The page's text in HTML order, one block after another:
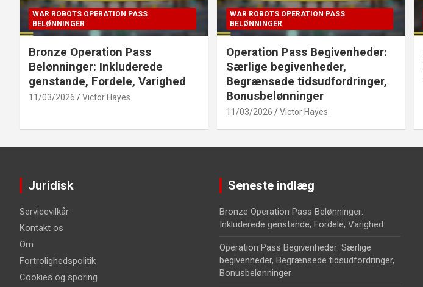
WAR ROBOTS OPERATION PASS
BELØNNINGER
Bronze Operation Pass
Belønninger: Inkluderede
genstande, Fordele, Varighed
11/03/2026 Victor Hayes
WAR ROBOTS OPERATION PASS
BELØNNINGER
Operation Pass Begivenheder:
Særlige begivenheder,
Begrænsede tidsudfordringer,
Bonusbelønninger
11/03/2026 Victor Hayes
Juridisk
Servicevilkår
Kontakt os
Om
Fortrolighedspolitik
Cookies og sporing
Seneste indlæg
Bronze Operation Pass Belønninger:
Inkluderede genstande, Fordele, Varighed
Operation Pass Begivenheder: Særlige
begivenheder, Begrænsede tidsudfordringer,
Bonusbelønninger